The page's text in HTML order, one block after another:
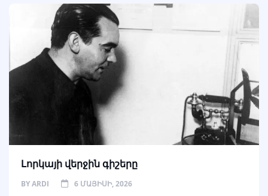
Լորկայի վերջին գիշերը
BYARDI 6 ՄԱՅԻՍԻ, 2026